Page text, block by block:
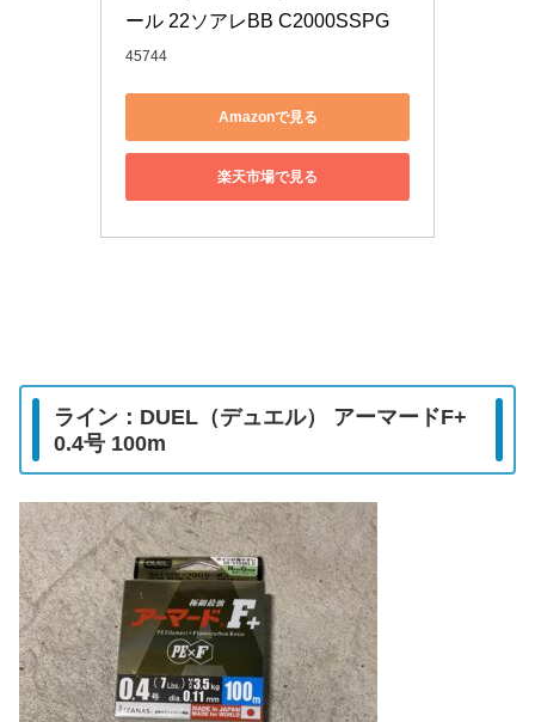
ール 22ソアレBB C2000SSPG
45744
Amazonで見る
楽天市場で見る
ライン：DUEL（デュエル） アーマードF+
0.4号 100m